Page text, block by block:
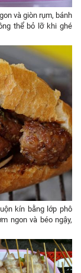
và giòn rụm, bánh
thể bỏ lỡ khi ghé
kín bằng lớp phô
ngon và béo ngậy,